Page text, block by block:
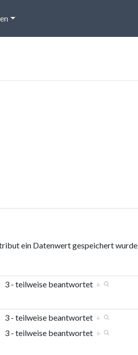
ein Datenwert gespeichert wurde.
3 - teilweise beantwortet +
3 - teilweise beantwortet +
3 - teilweise beantwortet +